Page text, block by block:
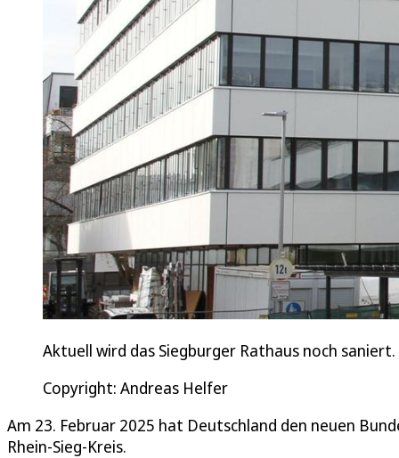
Aktuell wird das Siegburger Rathaus noch
Copyright: Andreas Helfer
Am 23. Februar 2025 hat Deutschland den neuen
Rhein-Sieg-Kreis.